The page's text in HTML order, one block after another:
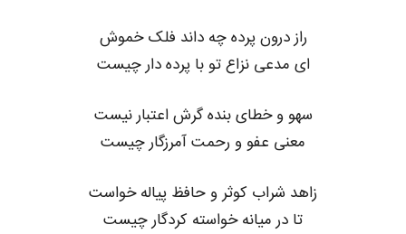
راز درون پرده چه داند فلک خموش
ای مدعی نزاع تو با پرده دار چیست
سهو و خطای بنده گرش اعتبار نیست
معنی عفو و رحمت آمرزگار چیست
زاهد شراب کوثر و حافظ پیاله خواست
تا در میانه خواسته کردگار چیست